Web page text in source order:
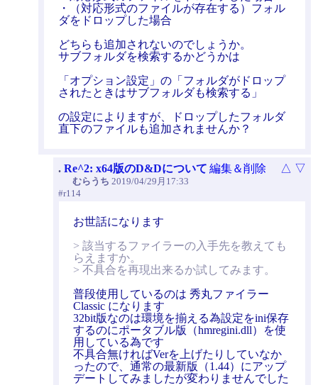
・（対応形式のファイルが存在する）フォル
ダをドロップした場合
どちらも追加されないのでしょうか。
サブフォルダを検索するかどうかは
「オプション設定」の「フォルダがドロップ
されたときはサブフォルダも検索する」
の設定によりますが、ドロップしたフォルダ
直下のファイルも追加されませんか？
. Re^2: x64版のD&Dについて
むらうち 2019/04/29月17:33
#r114
編集＆削除 △ ▽
お世話になります
> 該当するファイラーの入手先を教えても
らえますか。
> 不具合を再現出来るか試してみます。
普段使用しているのは 秀丸ファイラー
Classic になります
32bit版なのは環境を揃える為設定をini保存
するのにポータブル版（hmregini.dll）を使
用している為です
不具合無ければVerを上げたりしていなか
ったので、通常の最新版（1.44）にアップ
デートしてみましたが変わりませんでした